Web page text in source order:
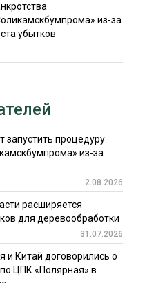
из-за
убытков
запустить процедуру
из-за
2.08.2026
расширяется
для деревообработки
31.07.2026
и Китай договорились о
ЦПК «Полярная» в